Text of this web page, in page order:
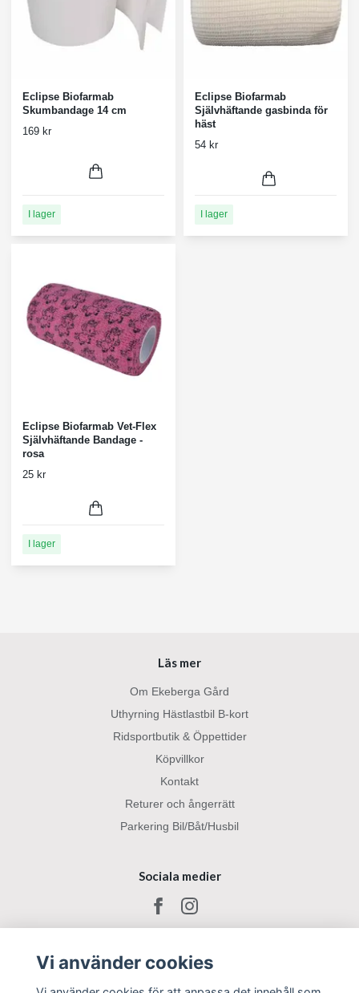
Eclipse Biofarmab
Skumbandage 14 cm
169 kr
I lager
Eclipse Biofarmab
Självhäftande gasbinda för
häst
54 kr
I lager
Eclipse Biofarmab Vet-Flex
Självhäftande Bandage -
rosa
25 kr
I lager
Läs mer
Om Ekeberga Gård
Uthyrning Hästlastbil B-kort
Ridsportbutik & Öppettider
Köpvillkor
Kontakt
Returer och ångerrätt
Parkering Bil/Båt/Husbil
Sociala medier
Vi använder cookies